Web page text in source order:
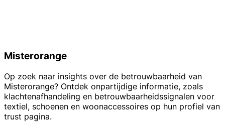
Misterorange
Op zoek naar insights over de betrouwbaarheid van
Misterorange? Ontdek onpartijdige informatie, zoals
klachtenafhandeling en betrouwbaarheidssignalen voor
textiel, schoenen en woonaccessoires op hun profiel van
trust pagina.